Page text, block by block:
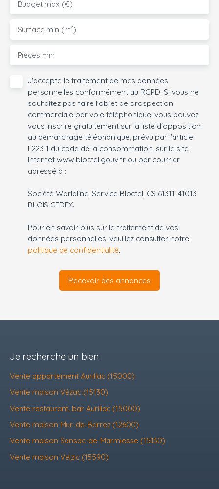
Budget max (€)
Surface min (m²)
Pièces min
J'accepte le traitement de mes données
personnelles conformément au RGPD. Si vous ne
souhaitez pas faire l'objet de prospection
commerciale par voie téléphonique, vous pouvez
vous inscrire gratuitement sur la liste d'opposition
au démarchage téléphonique, prévu par l'article
L223-1 du code de la consommation, sur le site
Internet www.bloctel.gouv.fr ou par courrier
adressé à :
Société Worldline, Service Bloctel, CS 61311, 41013
BLOIS CEDEX.
Pour en savoir plus sur le traitement de vos
données personnelles, veuillez consulter notre
politique de confidentialité.
Recevoir des annonces
Je recherche un bien
Vente appartement Aurillac (15000)
Vente maison Vézac (15130)
Vente restaurant, bar Aurillac (15000)
Vente maison Mur-de-Barrez (12600)
Vente maison Sansac-de-Marmiesse (15130)
Vente maison Velzic (15590)